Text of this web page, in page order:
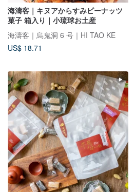
海濤客｜キヌアからすみピーナッツ
菓子 箱入り｜小琉球お土産
海濤客｜烏鬼洞 6 号｜HI TAO KE
US$ 18.71